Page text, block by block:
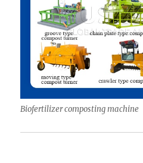
Biofertilizer composting machine